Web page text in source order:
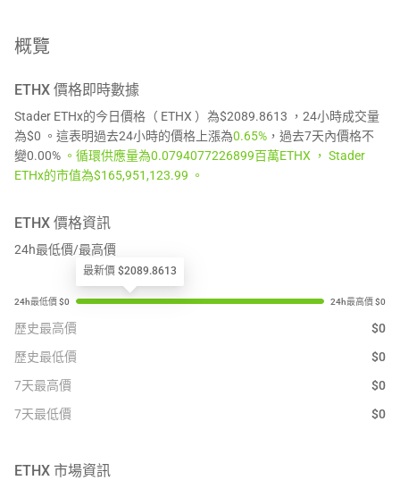
概覽
ETHX 價格即時數據
Stader ETHx的今日價格（ ETHX ）為$2089.8613 ，24小時成交量
為$0 。這表明過去24小時的價格上漲為0.65% ，過去7天內價格不
變0.00% 。循環供應量為0.0794077226899百萬ETHX ， Stader
ETHx的市值為$165,951,123.99 。
ETHX 價格資訊
24h最低價/最高價
最新價 $2089.8613
歷史最高價 $0
歷史最低價
$0
7天最高價
$0
7天最低價
$0
ETHX 市場資訊